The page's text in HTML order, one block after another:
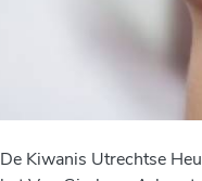
De Kiwanis Utrechtse